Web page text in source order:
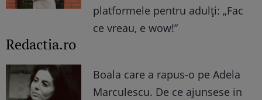
platformele pentru adulți: „Fac
ce vreau, e wow!”
Redactia.ro
Boala care a rapus-o pe Adela
Marculescu. De ce ajunsese in